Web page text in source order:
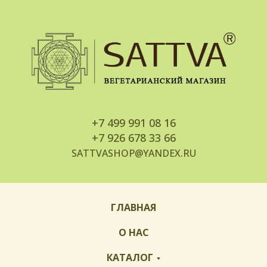
+7 499 991 08 16
+7 926 678 33 66
SATTVASHOP@YANDEX.RU
ГЛАВНАЯ
О НАС
КАТАЛОГ